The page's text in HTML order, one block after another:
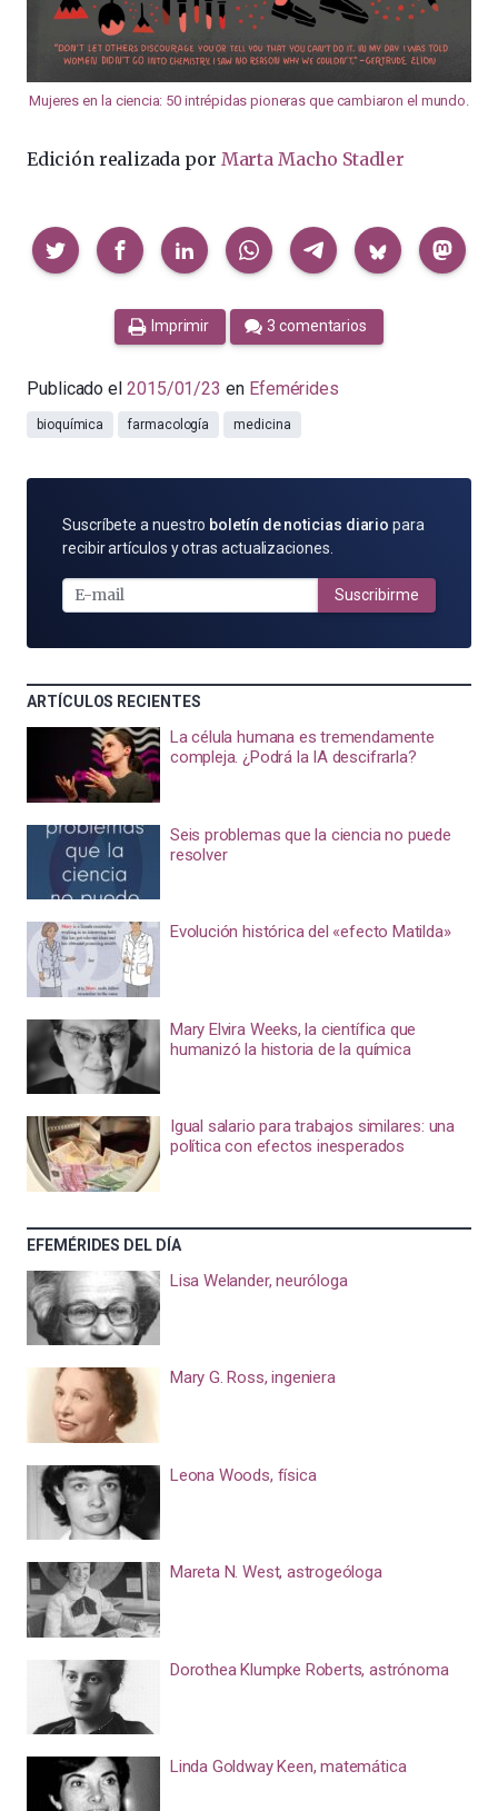
Mujeres en la ciencia: 50 intrépidas pioneras que cambiaron el mundo.
Edición realizada por Marta Macho Stadler
Compartir
Imprimir 3 comentarios
Publicado el 2015/01/23 en Efemérides
bioquímica farmacología medicina
SUSCRÍBETE
POR
MAIL
Suscríbete a nuestro boletín de noticias diario para
recibir artículos y otras actualizaciones.
Suscribirme
ARTÍCULOS RECIENTES
La célula humana es tremendamente
compleja. ¿Podrá la IA descifrarla?
Seis problemas que la ciencia no puede
resolver
Evolución histórica del «efecto Matilda»
Mary Elvira Weeks, la científica que
humanizó la historia de la química
Igual salario para trabajos similares: una
política con efectos inesperados
EFEMÉRIDES DEL DÍA
Lisa Welander, neuróloga
Mary G. Ross, ingeniera
Leona Woods, física
Mareta N. West, astrogeóloga
Dorothea Klumpke Roberts, astrónoma
Linda Goldway Keen, matemática